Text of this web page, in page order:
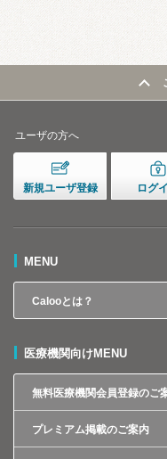
ユーザの方へ
新規ユーザ登録 ログ
MENU
Calooとは？
医療機関向けMENU
無料医療機関会員登録のご
プレミアム掲載のご案内